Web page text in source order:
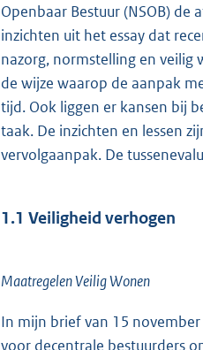
Openbaar Bestuur (NSOB)
inzichten uit het essay dat
nazorg, normstelling en veilig
de wijze waarop de aanpak
tijd. Ook liggen er kansen bij
taak. De inzichten en lessen
vervolgaanpak. De
1.1 Veiligheid verhogen
Maatregelen Veilig Wonen
In mijn brief van 15 november
voor decentrale bestuurders